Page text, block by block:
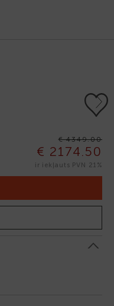
Next
€ 4349.00
€ 2174.50
ir iekļauts PVN 21%